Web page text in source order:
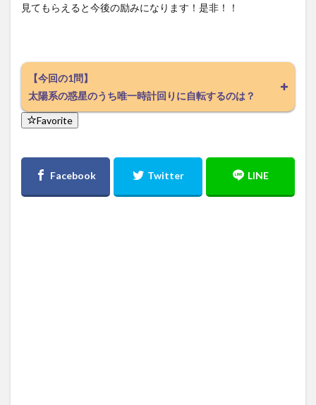
見てもらえると今後の励みになります！是非！！
【今回の1問】
太陽系の惑星のうち唯一時計回りに自転するのは？
Favorite